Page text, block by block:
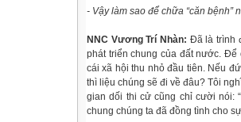
- Vậy làm sao để chữa “căn bệnh”
NNC Vương Trí Nhàn: Đã là trình
phát triển chung của đất nước. Để
cái xã hội thu nhỏ đầu tiên. Nếu
thì liệu chúng sẽ đi về đâu? Tôi
gian dối thi cử cũng chỉ cười nói:
chung chúng ta đã đồng tình cho